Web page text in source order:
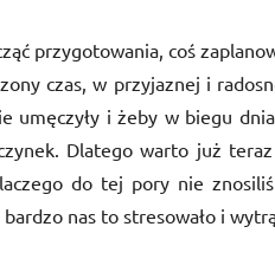
przygotowania, coś
czas, w przyjaznej i
umęczyły i żeby w biegu
Dlatego warto już
do tej pory nie
nas to stresowało i